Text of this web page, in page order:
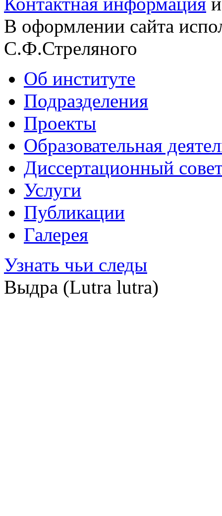
В оформлении сайта
С.Ф.Стреляного
Об институте
Подразделения
Проекты
Образовательная
Диссертационный
Услуги
Публикации
Галерея
Узнать чьи следы
Выдра (Lutra lutra)